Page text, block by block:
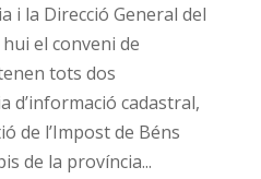
i la Direcció General del
el conveni de
tots dos
d’informació cadastral,
de l’Impost de Béns
de la província...